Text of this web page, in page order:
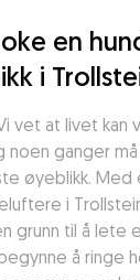
en
i
vet at livet kan
noen ganger
øyeblikk.
i
grunn til å lete
å ringe